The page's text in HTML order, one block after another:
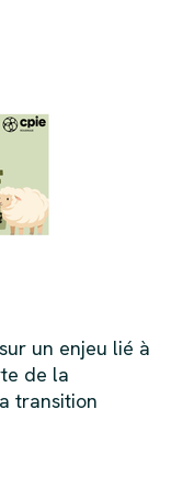
un enjeu lié à
de la
transition